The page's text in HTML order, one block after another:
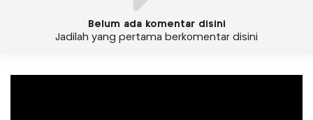
Belum ada komentar disini
Jadilah yang pertama berkomentar disini